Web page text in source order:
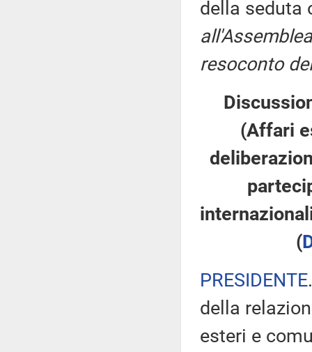
della seduta
resoconto
(Affari
(
PRESIDENTE
della
esteri e